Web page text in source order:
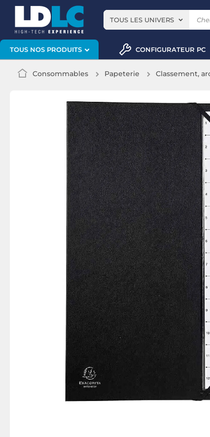
TOUS LES UNIVERS
TOUS NOS PRODUITS CONFIGURATEUR PC
Consommables Papeterie Classement,